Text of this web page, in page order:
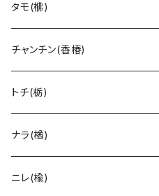
タモ(梻)
チャンチン(香椿)
トチ(栃)
ナラ(楢)
ニレ(楡)